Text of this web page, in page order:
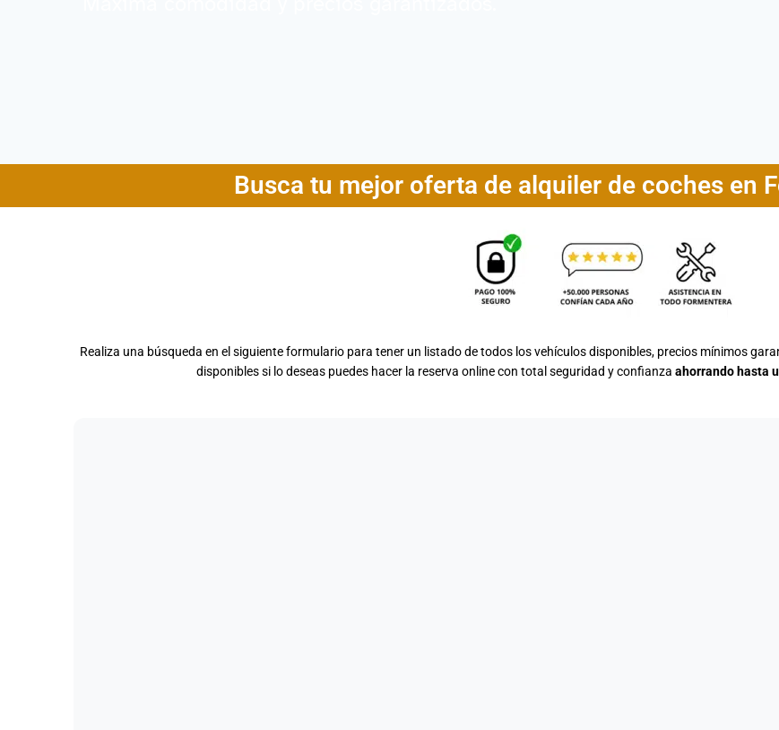
Busca tu mejor oferta de alquiler de coches en
Realiza una búsqueda en el siguiente formulario para tener un listado de todos los vehículos disponibles, precios mínimos
disponibles si lo deseas puedes hacer la reserva online con total seguridad y confianza ahorrando hasta